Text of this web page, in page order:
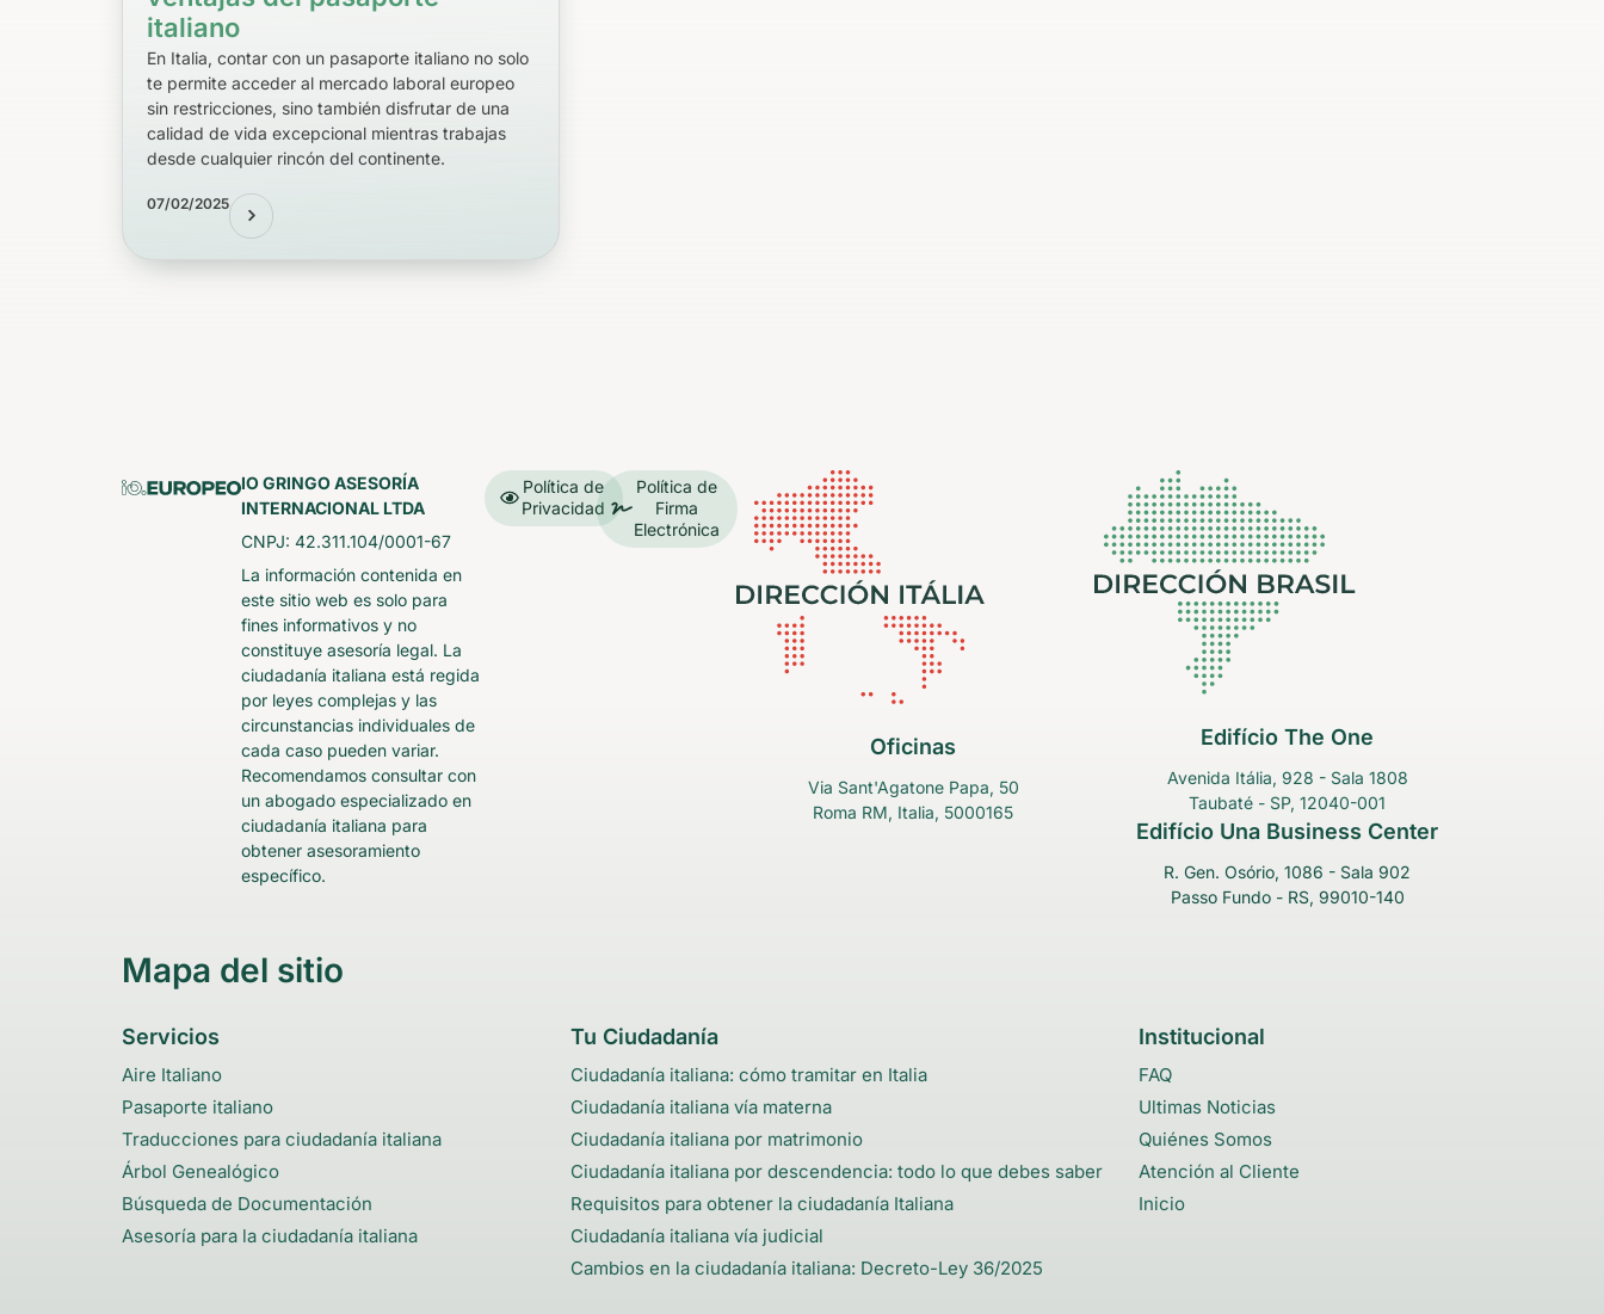
italiano
En Italia, contar con un pasaporte italiano no solo
te permite acceder al mercado laboral europeo
sin restricciones, sino también disfrutar de una
calidad de vida excepcional mientras trabajas
desde cualquier rincón del continente.
07/02/2025
IO GRINGO ASESORÍA
INTERNACIONAL LTDA
CNPJ: 42.311.104/0001-67
La información contenida en
este sitio web es solo para
fines informativos y no
constituye asesoría legal. La
ciudadanía italiana está regida
por leyes complejas y las
circunstancias individuales de
cada caso pueden variar.
Recomendamos consultar con
un abogado especializado en
ciudadanía italiana para
obtener asesoramiento
específico.
Política de
Privacidad
Política de
Firma
Electrónica
Oficinas
Via Sant'Agatone Papa, 50
Roma RM, Italia, 5000165
Edifício The One
Avenida Itália, 928 - Sala 1808
Taubaté - SP, 12040-001
Edifício Una Business Center
R. Gen. Osório, 1086 - Sala 902
Passo Fundo - RS, 99010-140
Mapa del sitio
Servicios
Aire Italiano
Pasaporte italiano
Traducciones para ciudadanía italiana
Árbol Genealógico
Búsqueda de Documentación
Asesoría para la ciudadanía italiana
Tu Ciudadanía
Ciudadanía italiana: cómo tramitar en Italia
Ciudadanía italiana vía materna
Ciudadanía italiana por matrimonio
Ciudadanía italiana por descendencia: todo lo que debes saber
Requisitos para obtener la ciudadanía Italiana
Ciudadanía italiana vía judicial
Cambios en la ciudadanía italiana: Decreto-Ley 36/2025
Institucional
FAQ
Ultimas Noticias
Quiénes Somos
Atención al Cliente
Inicio